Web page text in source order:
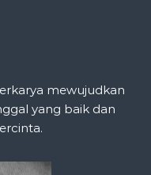
mewujudkan
yang baik dan